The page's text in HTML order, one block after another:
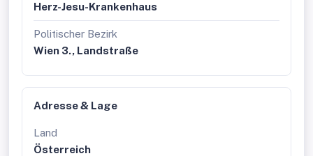
Herz-Jesu-Krankenhaus
Politischer Bezirk
Wien 3., Landstraße
Adresse & Lage
Land
Österreich